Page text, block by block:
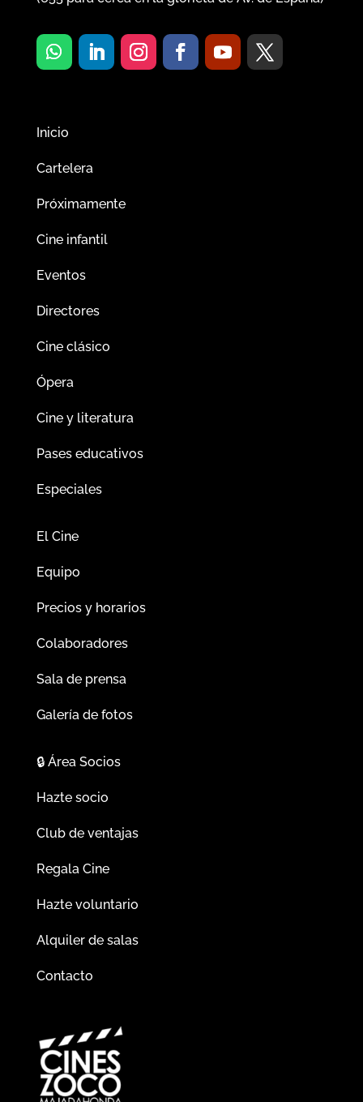
Inicio
Cartelera
Próximamente
Cine infantil
Eventos
Directores
Cine clásico
Ópera
Cine y literatura
Pases educativos
Especiales
El Cine
Equipo
Precios y horarios
Colaboradores
Sala de prensa
Galería de fotos
🔒Área Socios
Hazte socio
Club de ventajas
Regala Cine
Hazte voluntario
Alquiler de salas
Contacto